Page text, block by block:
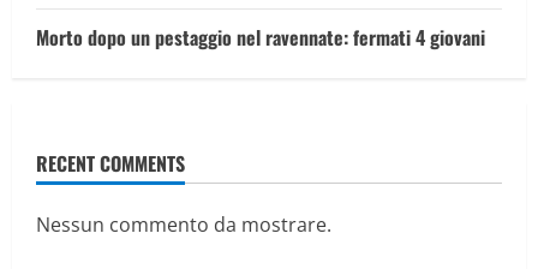
Morto dopo un pestaggio nel ravennate: fermati 4 giovani
RECENT COMMENTS
Nessun commento da mostrare.